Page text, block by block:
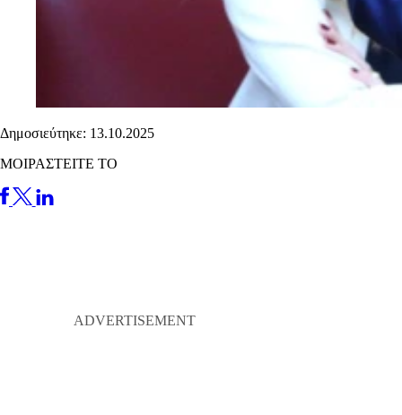
Δημοσιεύτηκε: 13.10.2025
ΜΟΙΡΑΣΤΕΙΤΕ ΤΟ